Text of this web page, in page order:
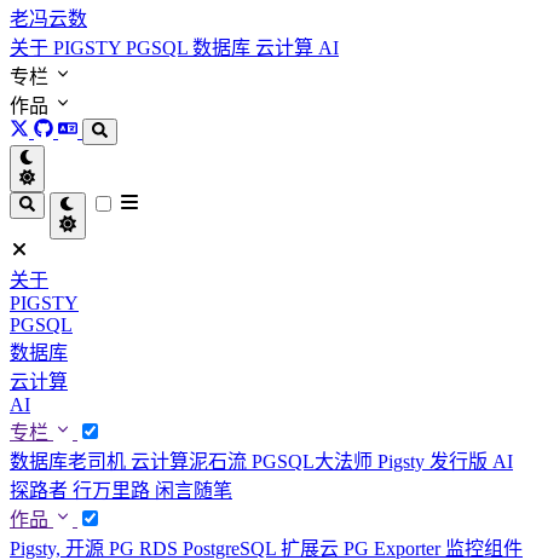
老冯云数
关于 PIGSTY PGSQL 数据库 云计算 AI
专栏
作品
关于
PIGSTY
PGSQL
数据库
云计算
AI
专栏
数据库老司机 云计算泥石流 PGSQL大法师 Pigsty 发行版 AI
探路者 行万里路 闲言随笔
作品
Pigsty, 开源 PG RDS PostgreSQL 扩展云 PG Exporter 监控组件